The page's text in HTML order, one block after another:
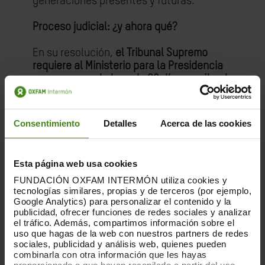
Consentimiento Detalles Acerca de las cookies
Esta página web usa cookies
FUNDACIÓN OXFAM INTERMÓN utiliza cookies y
tecnologías similares, propias y de terceros (por ejemplo,
Google Analytics) para personalizar el contenido y la
publicidad, ofrecer funciones de redes sociales y analizar
el tráfico. Además, compartimos información sobre el
uso que hagas de la web con nuestros partners de redes
sociales, publicidad y análisis web, quienes pueden
combinarla con otra información que les hayas
Proceso judicial: ¿y ahora qué?
En su resolución, el Tribunal Supremo
requiere al Ministerio para la Presidencia
para que, en el plazo de 20 días, remita el
expediente
demanda. Tras ello, el Tribunal Supremo
expondrán los argumentos por los que
consideran que el Gobierno está
incurriendo en una grave inactividad
frente al cambio climático.
El incumplimiento principales que, diez
meses después de que finalizara el plazo
fijado por la UE, el Gobierno continúa sin
aprobar un Plan Nacional Integrado de